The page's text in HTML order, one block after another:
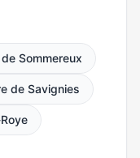
Sommereux
de Savignies